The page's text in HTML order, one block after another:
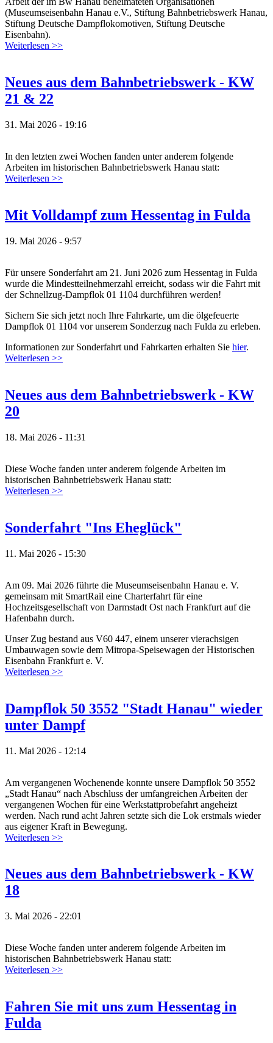
(Museumseisenbahn Hanau e.V., Stiftung Bahnbetriebswerk Hanau,
Stiftung Deutsche Dampflokomotiven, Stiftung Deutsche
Eisenbahn).
Weiterlesen >>
Neues aus dem Bahnbetriebswerk - KW
21 & 22
31. Mai 2026 - 19:16
In den letzten zwei Wochen fanden unter anderem folgende
Arbeiten im historischen Bahnbetriebswerk Hanau statt:
Weiterlesen >>
Mit Volldampf zum Hessentag in Fulda
19. Mai 2026 - 9:57
Für unsere Sonderfahrt am 21. Juni 2026 zum Hessentag in Fulda
wurde die Mindestteilnehmerzahl erreicht, sodass wir die Fahrt mit
der Schnellzug-Dampflok 01 1104 durchführen werden!
Sichern Sie sich jetzt noch Ihre Fahrkarte, um die ölgefeuerte
Dampflok 01 1104 vor unserem Sonderzug nach Fulda zu erleben.
Informationen zur Sonderfahrt und Fahrkarten erhalten Sie hier.
Weiterlesen >>
Neues aus dem Bahnbetriebswerk - KW
20
18. Mai 2026 - 11:31
Diese Woche fanden unter anderem folgende Arbeiten im
historischen Bahnbetriebswerk Hanau statt:
Weiterlesen >>
Sonderfahrt "Ins Eheglück"
11. Mai 2026 - 15:30
Am 09. Mai 2026 führte die Museumseisenbahn Hanau e. V.
gemeinsam mit SmartRail eine Charterfahrt für eine
Hochzeitsgesellschaft von Darmstadt Ost nach Frankfurt auf die
Hafenbahn durch.
Unser Zug bestand aus V60 447, einem unserer vierachsigen
Umbauwagen sowie dem Mitropa-Speisewagen der Historischen
Eisenbahn Frankfurt e. V.
Weiterlesen >>
Dampflok 50 3552 "Stadt Hanau" wieder
unter Dampf
11. Mai 2026 - 12:14
Am vergangenen Wochenende konnte unsere Dampflok 50 3552
„Stadt Hanau“ nach Abschluss der umfangreichen Arbeiten der
vergangenen Wochen für eine Werkstattprobefahrt angeheizt
werden. Nach rund acht Jahren setzte sich die Lok erstmals wieder
aus eigener Kraft in Bewegung.
Weiterlesen >>
Neues aus dem Bahnbetriebswerk - KW
18
3. Mai 2026 - 22:01
Diese Woche fanden unter anderem folgende Arbeiten im
historischen Bahnbetriebswerk Hanau statt:
Weiterlesen >>
Fahren Sie mit uns zum Hessentag in
Fulda